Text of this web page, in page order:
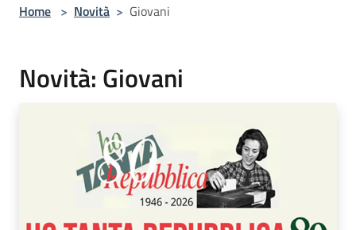
Home > Novità > Giovani
Novità: Giovani